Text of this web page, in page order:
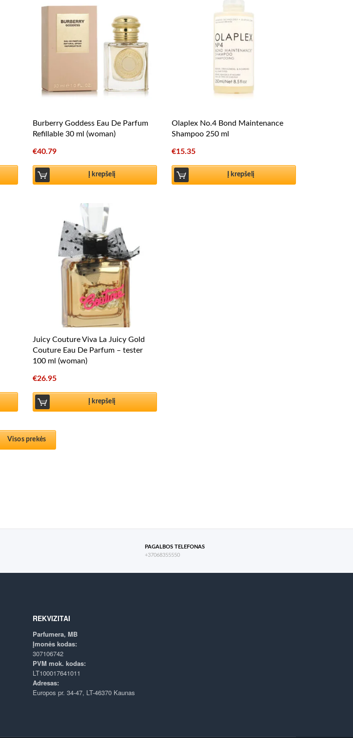
Burberry Goddess Eau De Parfum
Refillable 30 ml (woman)
€40.79
Į krepšelį
Olaplex No.4 Bond Maintenance
Shampoo 250 ml
€15.35
Į krepšelį
Juicy Couture Viva La Juicy Gold
Couture Eau De Parfum – tester
100 ml (woman)
€26.95
Į krepšelį
Visos prekės
PAGALBOS TELEFONAS
+37068355550
REKVIZITAI
Parfumera, MB
Įmonės kodas:
307106742
PVM mok. kodas:
LT100017641011
Adresas:
Europos pr. 34-47, LT-46370 Kaunas